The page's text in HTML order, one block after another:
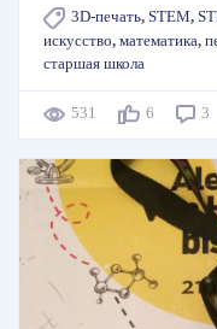
3D-печать, STEM,
искусство, математика,
старшая школа
531 6 3